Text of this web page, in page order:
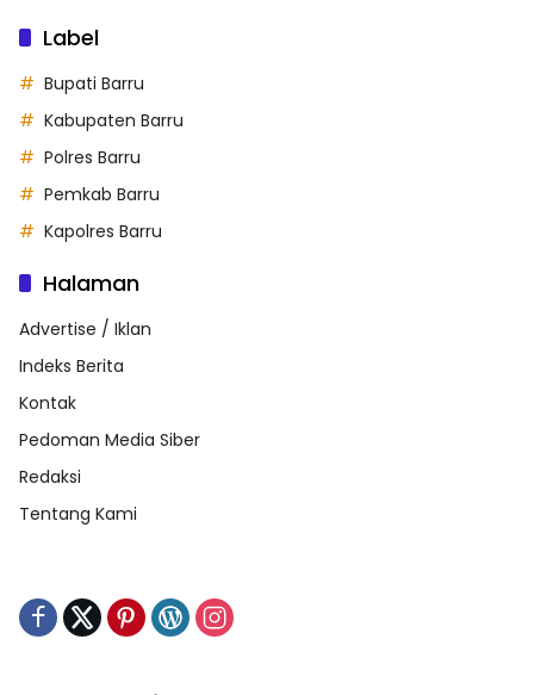
Label
Bupati Barru
Kabupaten Barru
Polres Barru
Pemkab Barru
Kapolres Barru
Halaman
Advertise / Iklan
Indeks Berita
Kontak
Pedoman Media Siber
Redaksi
Tentang Kami